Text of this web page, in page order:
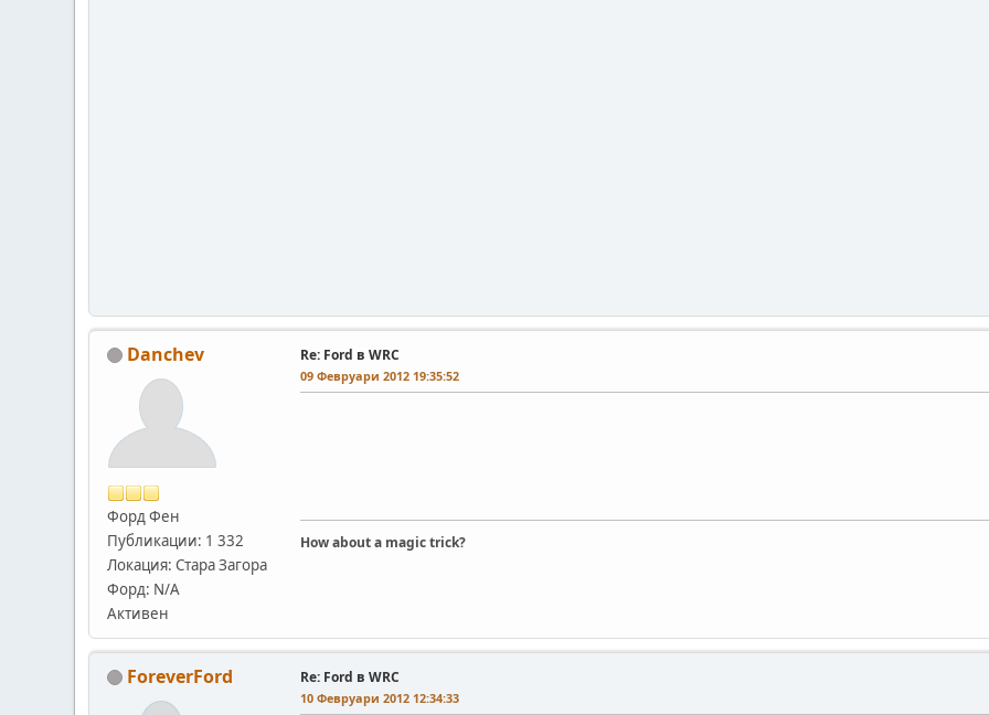
Danchev
Форд Фен
Публикации: 1 332
Локация: Стара Загора
Форд: N/A
Активен
Re: Ford в WRC
09 Февруари 2012 19:35:52
How about a magic trick?
ForeverFord Re: Ford в WRC
10 Февруари 2012 12:34:33